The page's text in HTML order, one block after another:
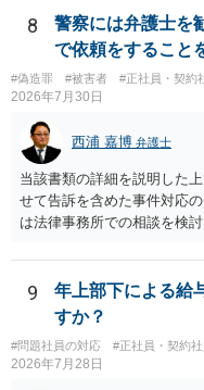
INEアカウント、メールア
ついては、競業避止義務に
も、正式には退職していな
すと、在職中か退職扱いと
有効性が問題になるところ
の主張・立証が容易ではな
るのがよいと思われます。
8
警察には弁護士を
で依頼をすること
#偽造罪 #被害者 #正社員・契約
2026年7月30日
西浦 嘉博 弁護士
当該書類の詳細を説明した
せて告訴を含めた事件対応
は法律事務所での相談を検
9
年上部下による給
すか？
#問題社員の対応 #正社員・契約社
2026年7月28日